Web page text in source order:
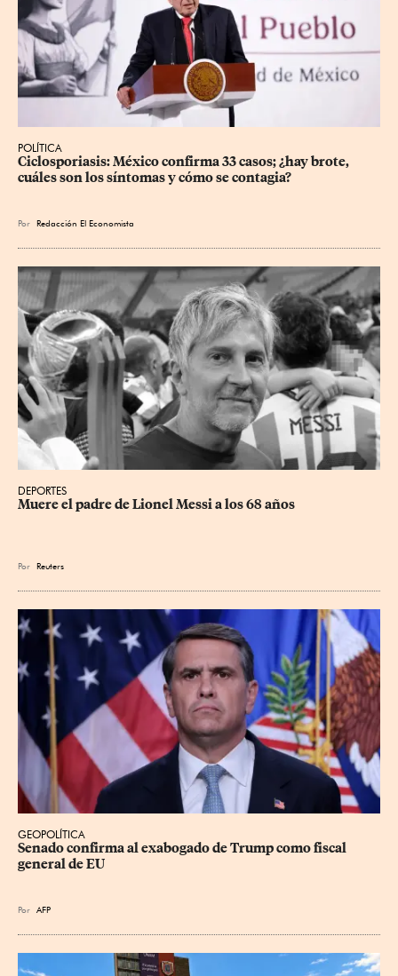
POLÍTICA
Ciclosporiasis: México confirma 33 casos; ¿hay brote,
cuáles son los síntomas y cómo se contagia?
Por Redacción El Economista
DEPORTES
Muere el padre de Lionel Messi a los 68 años
Por Reuters
GEOPOLÍTICA
Senado confirma al exabogado de Trump como fiscal
general de EU
Por AFP